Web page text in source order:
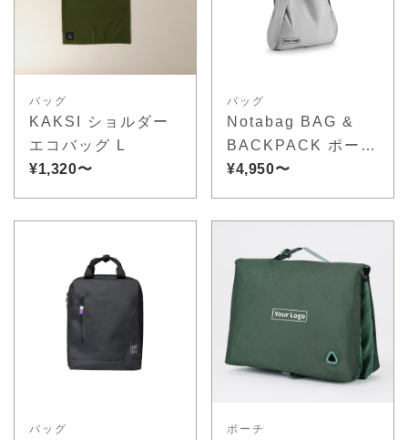
バッグ
KAKSI ショルダー
エコバッグ L
¥1,320〜
バッグ
Notabag BAG &
BACKPACK ポータ
ブルバッグ
¥4,950〜
バッグ ポーチ